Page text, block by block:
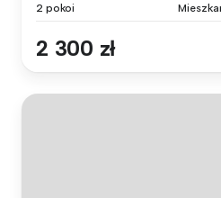
2 pokoi
2 300 zł